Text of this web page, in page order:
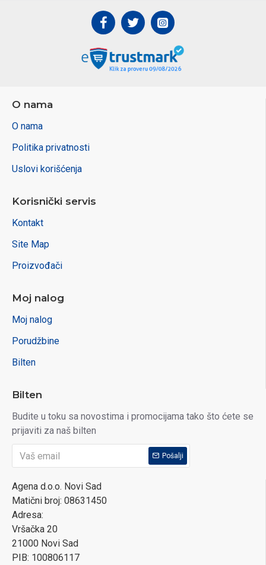
O nama
O nama
Politika privatnosti
Uslovi korišćenja
Korisnički servis
Kontakt
Site Map
Proizvođači
Moj nalog
Moj nalog
Porudžbine
Bilten
Bilten
Budite u toku sa novostima i promocijama tako što ćete se
prijaviti za naš bilten
Pošalji
Agena d.o.o. Novi Sad
Matični broj: 08631450
Adresa:
Vršačka 20
21000 Novi Sad
PIB: 100806117